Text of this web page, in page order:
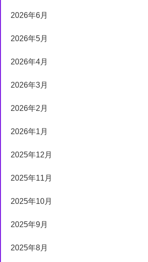
2026年6月
2026年5月
2026年4月
2026年3月
2026年2月
2026年1月
2025年12月
2025年11月
2025年10月
2025年9月
2025年8月